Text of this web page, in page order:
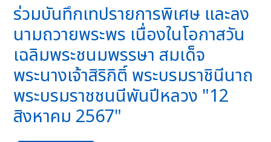
ร่วมบันทึกเทปรายการพิเศษ และลง
นามถวายพระพร เนื่องในโอกาสวัน
เฉลิมพระชนมพรรษา สมเด็จ
พระนางเจ้าสิริกิติ์ พระบรมราชินีนาถ
พระบรมราชชนนีพันปีหลวง "12
สิงหาคม 2567"